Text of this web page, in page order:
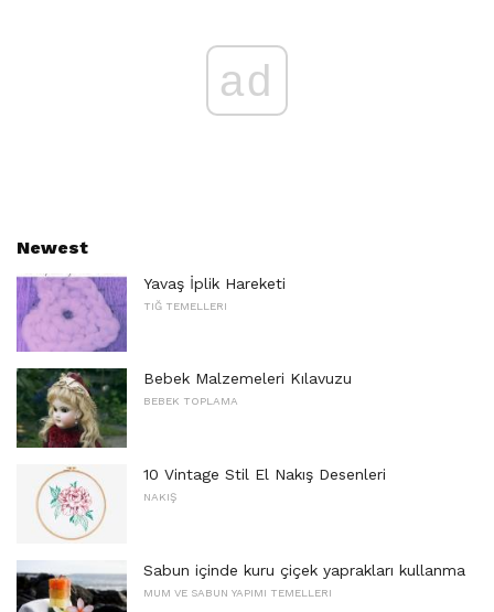
ad
Newest
Yavaş İplik Hareketi
TIĞ TEMELLERI
Bebek Malzemeleri Kılavuzu
BEBEK TOPLAMA
10 Vintage Stil El Nakış Desenleri
NAKIŞ
Sabun içinde kuru çiçek yaprakları kullanma
MUM VE SABUN YAPIMI TEMELLERI